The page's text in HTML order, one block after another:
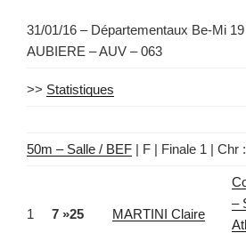
31/01/16 – Départementaux Be-Mi
AUBIERE – AUV – 063
>> Statistiques
50m – Salle / BEF | F | Finale 1 | Chr
1 7 »25 MARTINI Claire
–